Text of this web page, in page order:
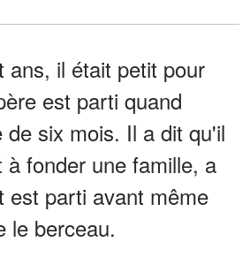
ans, il était petit pour
est parti quand
de six mois. Il a dit qu'il
fonder une famille, a
est parti avant même
le berceau.